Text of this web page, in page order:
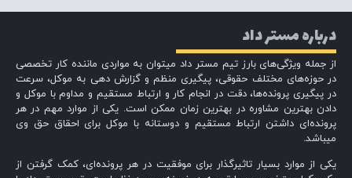
درباره مستر داد
از جمله ویژگی‌های بارز تیم مستر داد میتوان به مواردی ماننده کار تخصصی
در حوزه‌های مختلف حقوقی، پیگیری منظم و گزارش دهی به موکل، سرعت
در پیگیری پرونده‌ها، دقت در انجام کار و ارتباط مستقیم و مداوم با موکل و
دادن بهترین مشاوره در بهترین زمان ممکن است. یکی از موارد مهم در هر
پرونده‌ای داشتن ارتباط مستقیم و دوستانه با موکل برای احقاق حق وی
میباشد.
یکی از موارد بسیار تاثیرگذار برای موفقیت در هر پرونده‌ای، کمک گرفتن از